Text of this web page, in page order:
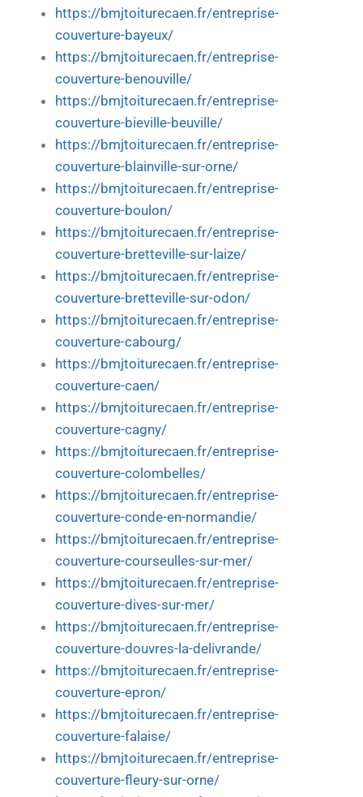
https://bmjtoiturecaen.fr/entreprise-
couverture-bayeux/
https://bmjtoiturecaen.fr/entreprise-
couverture-benouville/
https://bmjtoiturecaen.fr/entreprise-
couverture-bieville-beuville/
https://bmjtoiturecaen.fr/entreprise-
couverture-blainville-sur-orne/
https://bmjtoiturecaen.fr/entreprise-
couverture-boulon/
https://bmjtoiturecaen.fr/entreprise-
couverture-bretteville-sur-laize/
https://bmjtoiturecaen.fr/entreprise-
couverture-bretteville-sur-odon/
https://bmjtoiturecaen.fr/entreprise-
couverture-cabourg/
https://bmjtoiturecaen.fr/entreprise-
couverture-caen/
https://bmjtoiturecaen.fr/entreprise-
couverture-cagny/
https://bmjtoiturecaen.fr/entreprise-
couverture-colombelles/
https://bmjtoiturecaen.fr/entreprise-
couverture-conde-en-normandie/
https://bmjtoiturecaen.fr/entreprise-
couverture-courseulles-sur-mer/
https://bmjtoiturecaen.fr/entreprise-
couverture-dives-sur-mer/
https://bmjtoiturecaen.fr/entreprise-
couverture-douvres-la-delivrande/
https://bmjtoiturecaen.fr/entreprise-
couverture-epron/
https://bmjtoiturecaen.fr/entreprise-
couverture-falaise/
https://bmjtoiturecaen.fr/entreprise-
couverture-fleury-sur-orne/